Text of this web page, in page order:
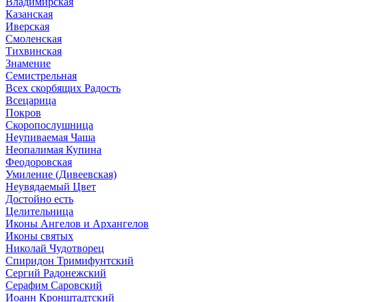
Казанская
Иверская
Смоленская
Тихвинская
Знамение
Семистрельная
Всех скорбящих Радость
Всецарица
Покров
Скоропослушница
Неупиваемая Чаша
Неопалимая Купина
Феодоровская
Умиление (Дивеевская)
Неувядаемый Цвет
Достойно есть
Целительница
Иконы Ангелов и Архангелов
Иконы святых
Николай Чудотворец
Спиридон Тримифунтский
Сергий Радонежский
Серафим Саровский
Иоанн Кронштадтский